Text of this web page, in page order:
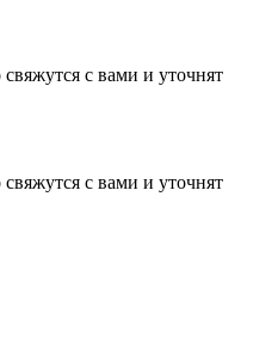
с вами и уточнят
с вами и уточнят